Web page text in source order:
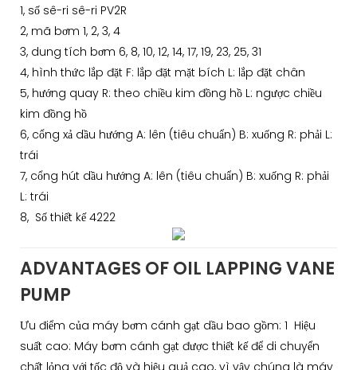
1, số sê-ri sê-ri PV2R
2, mã bơm 1, 2, 3, 4
3, dung tích bơm 6, 8, 10, 12, 14, 17, 19, 23, 25, 31
4, hình thức lắp đặt F: lắp đặt mặt bích L: lắp đặt chân
5, hướng quay R: theo chiều kim đồng hồ L: ngược chiều
kim đồng hồ
6, cổng xả dầu hướng A: lên (tiêu chuẩn) B: xuống R: phải L:
trái
7, cổng hút dầu hướng A: lên (tiêu chuẩn) B: xuống R: phải
L: trái
8, Số thiết kế 4222
ADVANTAGES OF OIL LAPPING VANE
PUMP
Ưu điểm của máy bơm cánh gạt dầu bao gồm: 1 Hiệu
suất cao: Máy bơm cánh gạt được thiết kế để di chuyển
chất lỏng với tốc độ và hiệu quả cao, vì vậy chúng là máy